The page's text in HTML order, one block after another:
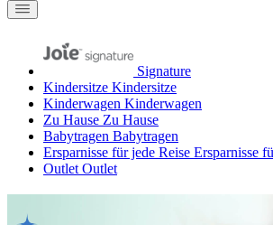
Signature
Kindersitze Kindersitze
Kinderwagen Kinderwagen
Zu Hause Zu Hause
Babytragen Babytragen
Ersparnisse für jede Reise Ersparnisse
Outlet Outlet